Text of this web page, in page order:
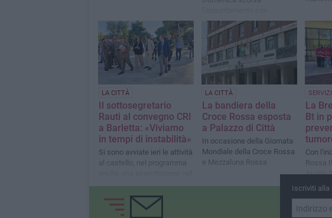
Sicurezza on the Road
LA CITTÀ
Il sottosegretario
Rauti al convegno CRI
a Barletta: «Viviamo
in tempi di instabilità»
Si sono avviate ieri le attività
al castello, nel programma
fossato con l'Esercito
LA CITTÀ
La bandiera della
Croce Rossa esposta
a Palazzo di Città
In occasione della Giornata
Mondiale della Croce Rossa
e Mezzaluna Rossa
La
Bt in
Con
Rossa
Andria
e
Iscriviti alla